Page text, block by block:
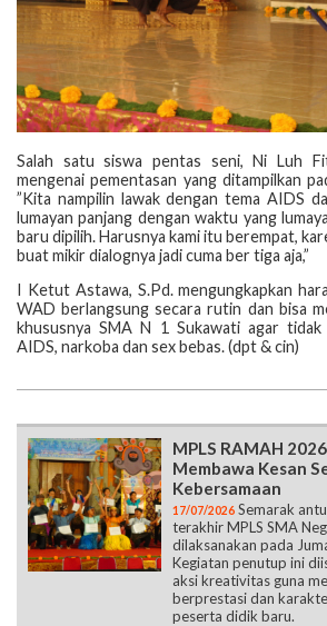
Salah satu siswa pentas seni, Ni Luh
mengenai pementasan yang ditampilkan
”Kita nampilin lawak dengan tema AIDS
lumayan panjang dengan waktu yang
baru dipilih. Harusnya kami itu berempat,
buat mikir dialognya jadi cuma ber tiga aja,”
I Ketut Astawa, S.Pd. mengungkapkan
WAD berlangsung secara rutin dan bisa
khususnya SMA N 1 Sukawati agar
AIDS, narkoba dan sex bebas. (dpt & cin)
MPLS RAMAH
Membawa Kesan
Kebersamaan
17/07/2026 Semarak
terakhir MPLS SMA
dilaksanakan pada
Kegiatan penutup ini
aksi kreativitas guna
berprestasi dan
peserta didik baru.